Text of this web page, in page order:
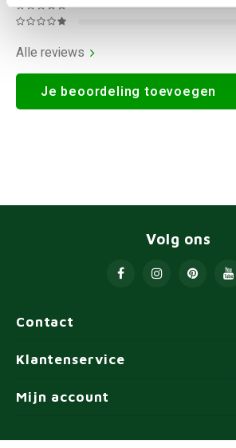
Alle reviews
Je beoordeling toevoegen
Contact
Volg ons
Klantenservice
Mijn account